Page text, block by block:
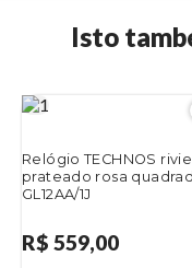
Isto
Relógio TECHNOS
prateado rosa
GL12AA/1J
R$ 559,00